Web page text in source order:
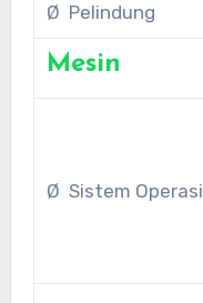
Ø Pelindung
Mesin
Ø Sistem Operasi